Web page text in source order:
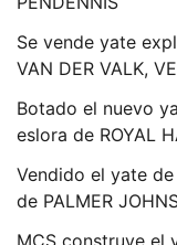
Se vende yate
VAN DER VALK,
Botado el nuevo
eslora de ROYAL
Vendido el yate
de PALMER